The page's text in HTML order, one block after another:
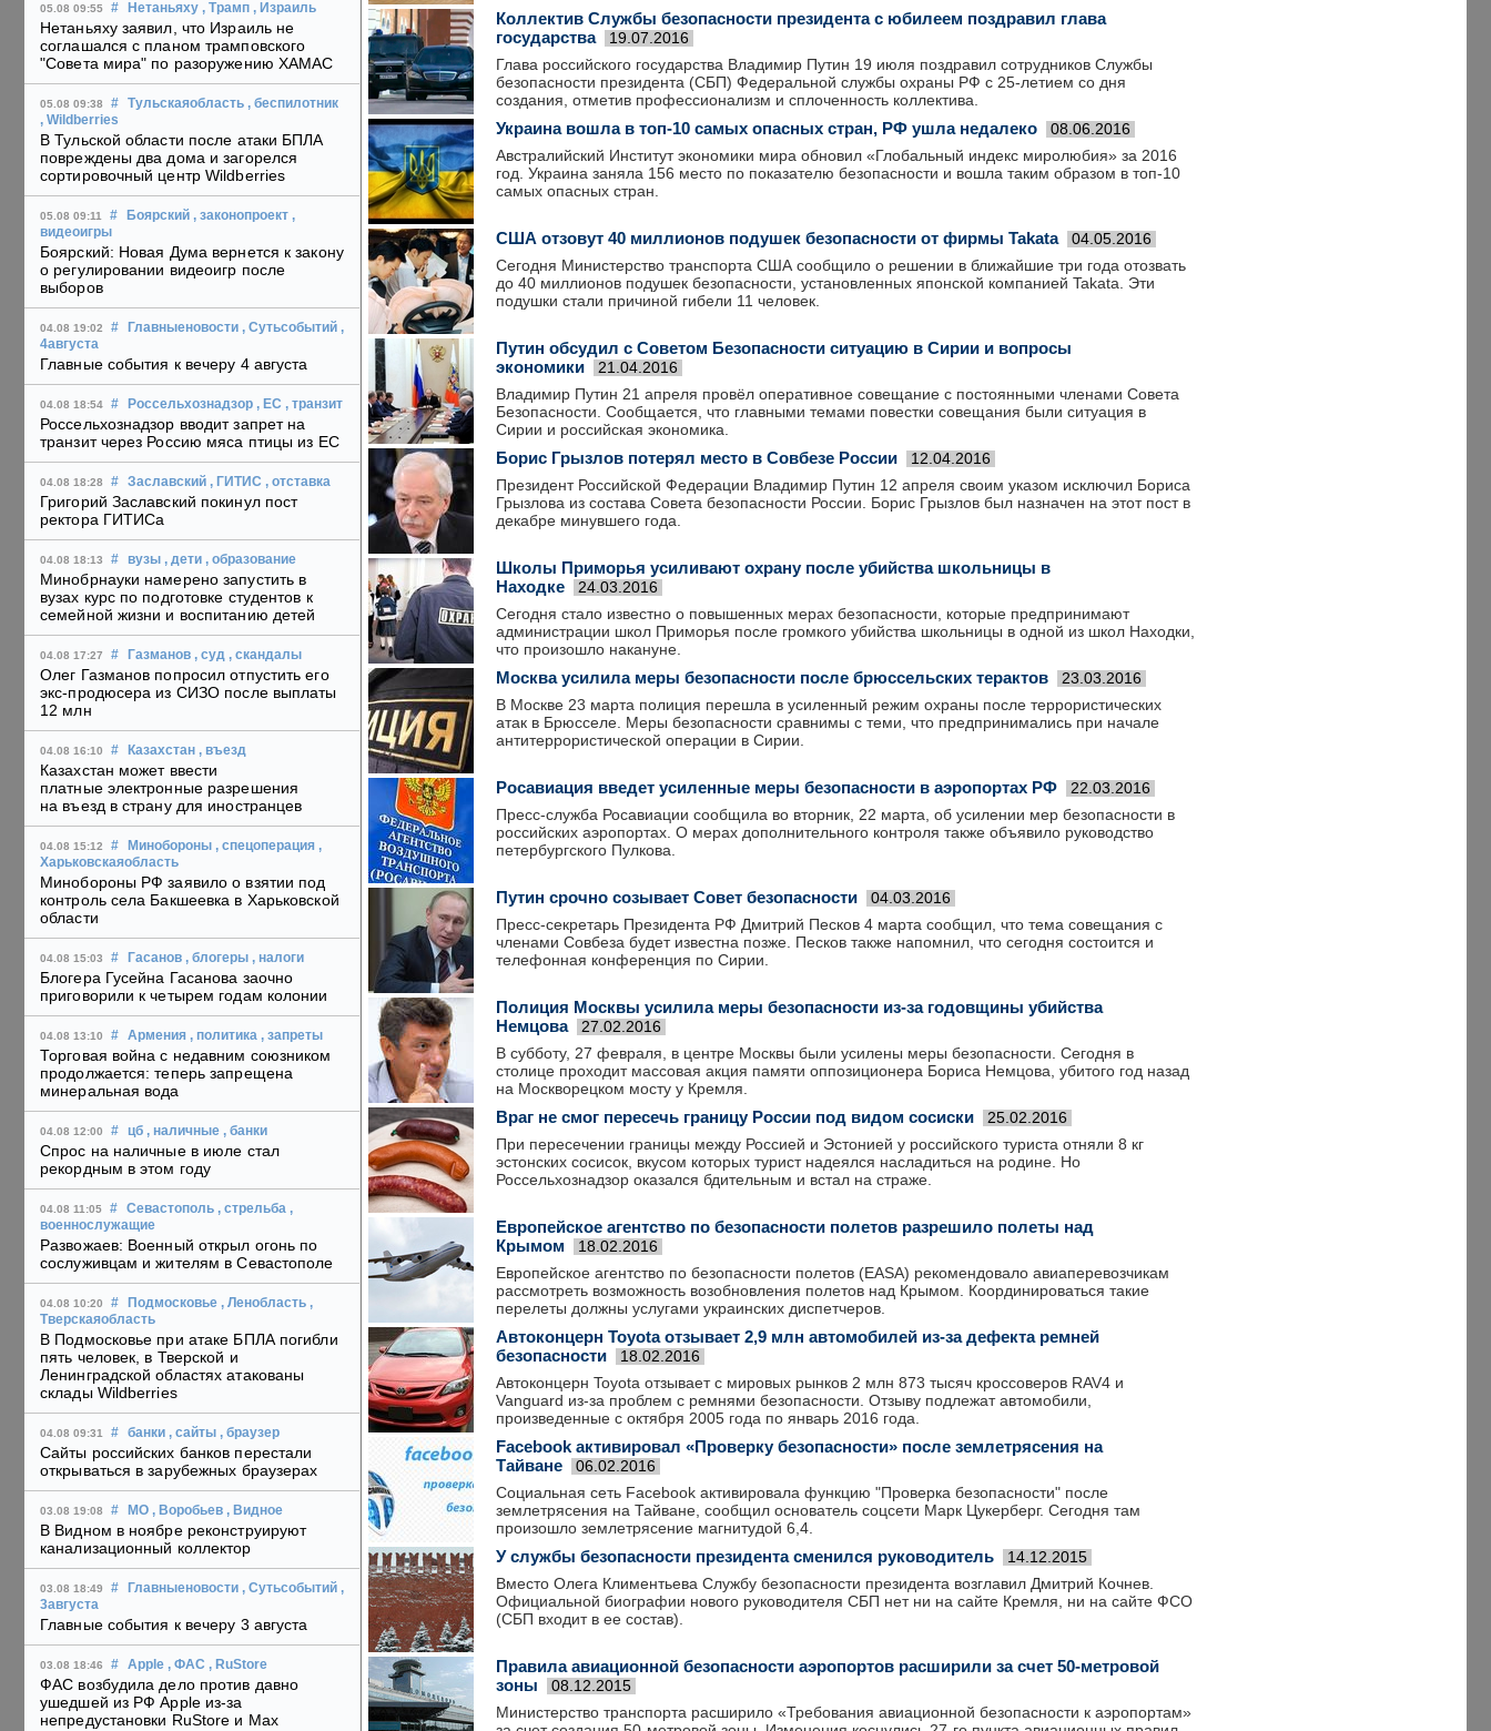
05.08 09:55 # Нетаньяху , Трамп , Израиль
Нетаньяху заявил, что Израиль не
соглашался с планом трамповского
"Совета мира" по разоружению ХАМАС
05.08 09:38 # Тульскаяобласть , беспилотник
, Wildberries
В Тульской области после атаки БПЛА
повреждены два дома и загорелся
сортировочный центр Wildberries
05.08 09:11 # Боярский , законопроект ,
видеоигры
Боярский: Новая Дума вернется к закону
о регулировании видеоигр после
выборов
04.08 19:02 # Главныеновости , Сутьсобытий ,
4августа
Главные события к вечеру 4 августа
04.08 18:54 # Россельхознадзор , ЕС , транзит
Россельхознадзор вводит запрет на
транзит через Россию мяса птицы из ЕС
04.08 18:28 # Заславский , ГИТИС , отставка
Григорий Заславский покинул пост
ректора ГИТИСа
04.08 18:13 # вузы , дети , образование
Минобрнауки намерено запустить в
вузах курс по подготовке студентов к
семейной жизни и воспитанию детей
04.08 17:27 # Газманов , суд , скандалы
Олег Газманов попросил отпустить его
экс-продюсера из СИЗО после выплаты
12 млн
04.08 16:10 # Казахстан , въезд
Казахстан может ввести
платные электронные разрешения
на въезд в страну для иностранцев
04.08 15:12 # Минобороны , спецоперация ,
Харьковскаяобласть
Минобороны РФ заявило о взятии под
контроль села Бакшеевка в Харьковской
области
04.08 15:03 # Гасанов , блогеры , налоги
Блогера Гусейна Гасанова заочно
приговорили к четырем годам колонии
04.08 13:10 # Армения , политика , запреты
Торговая война с недавним союзником
продолжается: теперь запрещена
минеральная вода
04.08 12:00 # цб , наличные , банки
Спрос на наличные в июле стал
рекордным в этом году
04.08 11:05 # Севастополь , стрельба ,
военнослужащие
Развожаев: Военный открыл огонь по
сослуживцам и жителям в Севастополе
04.08 10:20 # Подмосковье , Ленобласть ,
Тверскаяобласть
В Подмосковье при атаке БПЛА погибли
пять человек, в Тверской и
Ленинградской областях атакованы
склады Wildberries
04.08 09:31 # банки , сайты , браузер
Сайты российских банков перестали
открываться в зарубежных браузерах
03.08 19:08 # МО , Воробьев , Видное
В Видном в ноябре реконструируют
канализационный коллектор
03.08 18:49 # Главныеновости , Сутьсобытий ,
3августа
Главные события к вечеру 3 августа
03.08 18:46 # Apple , ФАС , RuStore
ФАС возбудила дело против давно
ушедшей из РФ Apple из-за
непредустановки RuStore и Max
Коллектив Службы безопасности президента с юбилеем поздравил глава
государства
19.07.2016
Глава российского государства Владимир Путин 19 июля поздравил сотрудников Службы
безопасности президента (СБП) Федеральной службы охраны РФ с 25-летием со дня
создания, отметив профессионализм и сплоченность коллектива.
Украина вошла в топ-10 самых опасных стран, РФ ушла недалеко 08.06.2016
Австралийский Институт экономики мира обновил «Глобальный индекс миролюбия» за 2016
год. Украина заняла 156 место по показателю безопасности и вошла таким образом в топ-10
самых опасных стран.
США отзовут 40 миллионов подушек безопасности от фирмы Takata 04.05.2016
Сегодня Министерство транспорта США сообщило о решении в ближайшие три года отозвать
до 40 миллионов подушек безопасности, установленных японской компанией Takata. Эти
подушки стали причиной гибели 11 человек.
Путин обсудил с Советом Безопасности ситуацию в Сирии и вопросы
экономики
21.04.2016
Владимир Путин 21 апреля провёл оперативное совещание с постоянными членами Совета
Безопасности. Сообщается, что главными темами повестки совещания были ситуация в
Сирии и российская экономика.
Борис Грызлов потерял место в Совбезе России 12.04.2016
Президент Российской Федерации Владимир Путин 12 апреля своим указом исключил Бориса
Грызлова из состава Совета безопасности России. Борис Грызлов был назначен на этот пост в
декабре минувшего года.
Школы Приморья усиливают охрану после убийства школьницы в
Находке
24.03.2016
Сегодня стало известно о повышенных мерах безопасности, которые предпринимают
администрации школ Приморья после громкого убийства школьницы в одной из школ Находки,
что произошло накануне.
Москва усилила меры безопасности после брюссельских терактов 23.03.2016
В Москве 23 марта полиция перешла в усиленный режим охраны после террористических
атак в Брюсселе. Меры безопасности сравнимы с теми, что предпринимались при начале
антитеррористической операции в Сирии.
Росавиация введет усиленные меры безопасности в аэропортах РФ 22.03.2016
Пресс-служба Росавиации сообщила во вторник, 22 марта, об усилении мер безопасности в
российских аэропортах. О мерах дополнительного контроля также объявило руководство
петербургского Пулкова.
Путин срочно созывает Совет безопасности 04.03.2016
Пресс-секретарь Президента РФ Дмитрий Песков 4 марта сообщил, что тема совещания с
членами Совбеза будет известна позже. Песков также напомнил, что сегодня состоится и
телефонная конференция по Сирии.
Полиция Москвы усилила меры безопасности из-за годовщины убийства
Немцова
27.02.2016
В субботу, 27 февраля, в центре Москвы были усилены меры безопасности. Сегодня в
столице проходит массовая акция памяти оппозиционера Бориса Немцова, убитого год назад
на Москворецком мосту у Кремля.
Враг не смог пересечь границу России под видом сосиски 25.02.2016
При пересечении границы между Россией и Эстонией у российского туриста отняли 8 кг
эстонских сосисок, вкусом которых турист надеялся насладиться на родине. Но
Россельхознадзор оказался бдительным и встал на страже.
Европейское агентство по безопасности полетов разрешило полеты над
Крымом
18.02.2016
Европейское агентство по безопасности полетов (EASA) рекомендовало авиаперевозчикам
рассмотреть возможность возобновления полетов над Крымом. Координироваться такие
перелеты должны услугами украинских диспетчеров.
Автоконцерн Toyota отзывает 2,9 млн автомобилей из-за дефекта ремней
безопасности
18.02.2016
Автоконцерн Toyota отзывает с мировых рынков 2 млн 873 тысяч кроссоверов RAV4 и
Vanguard из-за проблем с ремнями безопасности. Отзыву подлежат автомобили,
произведенные с октября 2005 года по январь 2016 года.
Facebook активировал «Проверку безопасности» после землетрясения на
Тайване
06.02.2016
Социальная сеть Facebook активировала функцию "Проверка безопасности" после
землетрясения на Тайване, сообщил основатель соцсети Марк Цукерберг. Сегодня там
произошло землетрясение магнитудой 6,4.
У службы безопасности президента сменился руководитель 14.12.2015
Вместо Олега Климентьева Службу безопасности президента возглавил Дмитрий Кочнев.
Официальной биографии нового руководителя СБП нет ни на сайте Кремля, ни на сайте ФСО
(СБП входит в ее состав).
Правила авиационной безопасности аэропортов расширили за счет 50-метровой
зоны
08.12.2015
Министерство транспорта расширило «Требования авиационной безопасности к аэропортам»